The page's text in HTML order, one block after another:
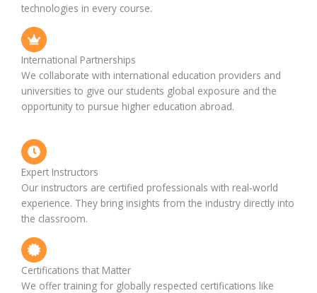
technologies in every course.
International Partnerships
We collaborate with international education providers and
universities to give our students global exposure and the
opportunity to pursue higher education abroad.
Expert Instructors
Our instructors are certified professionals with real-world
experience. They bring insights from the industry directly into
the classroom.
Certifications that Matter
We offer training for globally respected certifications like